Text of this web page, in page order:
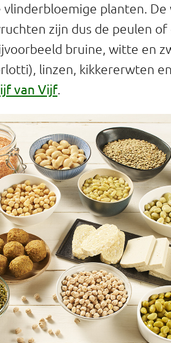
planten. De
zijn dus de peulen of
bruine, witte en
linzen, kikkererwten
van Vijf.